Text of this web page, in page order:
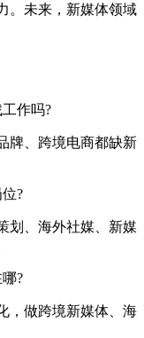
。未来，新媒体领域
作吗?
牌、跨境电商都缺新
?
划、海外社媒、新媒
?
，做跨境新媒体、海